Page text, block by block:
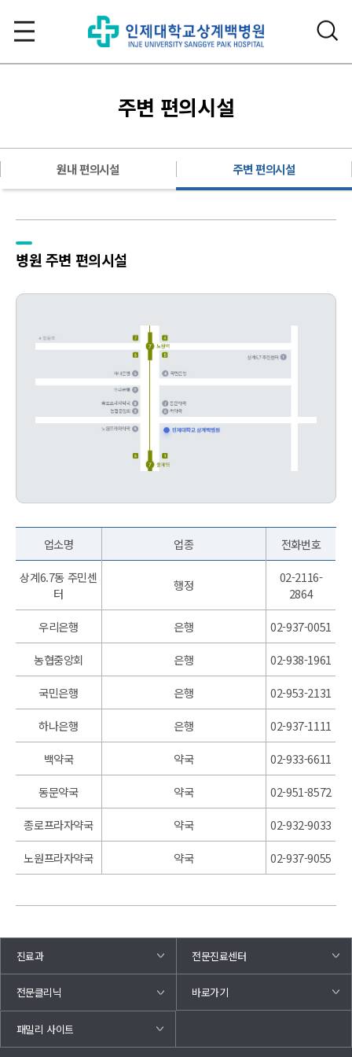
주변 편의시설
원내 편의시설 주변 편의시설
병원 주변 편의시설
업소명 업종
전화번호
상계6.7동 주민센
터
행정
02-2116-
2864
우리은행
은행
02-937-0051
농협중앙회
은행
02-938-1961
국민은행
은행
02-953-2131
하나은행
은행
02-937-1111
백약국
약국
02-933-6611
동문약국
약국
02-951-8572
종로프라자약국
약국
02-932-9033
노원프라자약국
약국 02-937-9055
진료과 전문진료센터
전문클리닉 바로가기
패밀리 사이트